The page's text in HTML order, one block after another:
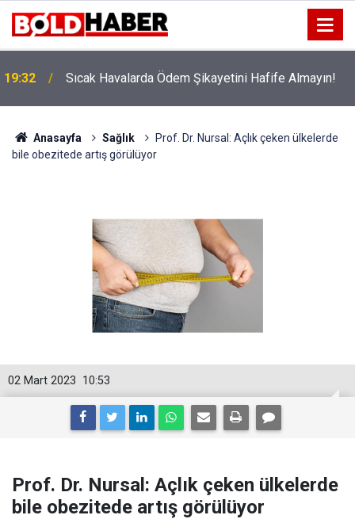
19:32 Sıcak Havalarda Ödem Şikayetini Hafife Almayın!
Anasayfa Sağlık
Prof. Dr. Nursal: Açlık çeken ülkelerde
bile obezitede artış görülüyor
10:53
02 Mart 2023
Prof. Dr. Nursal: Açlık çeken ülkelerde
bile obezitede artış görülüyor